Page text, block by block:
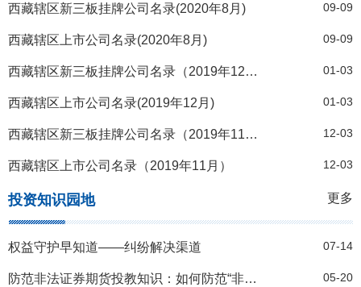
西藏辖区新三板挂牌公司名录(2020年8月) 09-09
西藏辖区上市公司名录(2020年8月) 09-09
西藏辖区新三板挂牌公司名录（2019年12月） 01-03
西藏辖区上市公司名录(2019年12月) 01-03
西藏辖区新三板挂牌公司名录（2019年11月） 12-03
西藏辖区上市公司名录（2019年11月） 12-03
投资知识园地 更多
权益守护早知道——纠纷解决渠道 07-14
防范非法证券期货投教知识：如何防范“非法荐股”和“股市黑嘴” 05-20